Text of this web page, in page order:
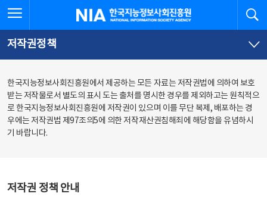
문
로
가
체
뉴
바
가
한국지능정보사회진흥원
저작권정책
한국지능정보사회진흥원에서 제공하는 모든 자료는 저작권법에 의하여 보호
받는 저작물로서 별도의 표시 도는 출처를 명시한 경우를 제외하고는 원칙적으
로 한국지능정보사회진흥원에 저작권이 있으며 이를 무단 복제, 배포하는 경
우에는 저작권법 제97조의5에 의한 저작재산권침해죄에 해당함을 유념하시
기 바랍니다.
저작권 정책 안내